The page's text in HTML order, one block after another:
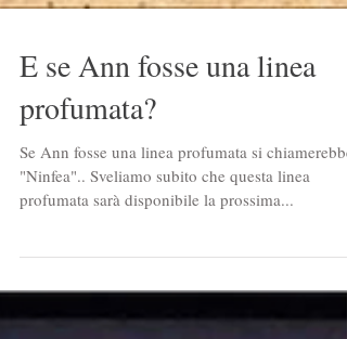
E se Ann fosse una linea
profumata?
Se Ann fosse una linea profumata si chiamerebbe